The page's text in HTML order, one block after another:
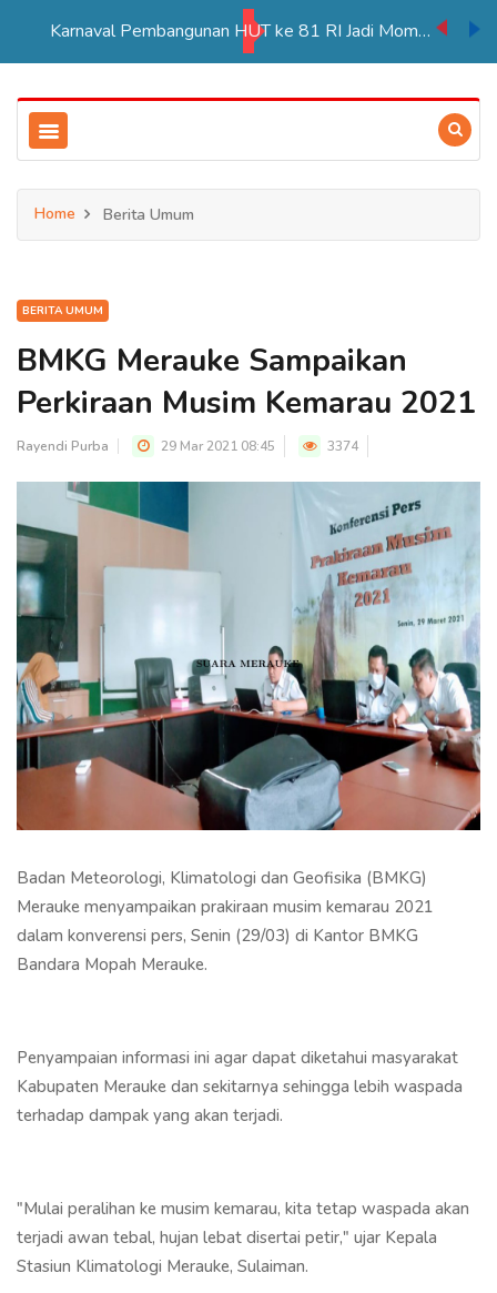
Karnaval Pembangunan HUT ke 81 RI Jadi Momentum Perkuat Persatuan di Merauke
Home Berita Umum
BERITA UMUM
BMKG Merauke Sampaikan
Perkiraan Musim Kemarau 2021
Rayendi Purba 29 Mar 2021 08:45 3374
Badan Meteorologi, Klimatologi dan Geofisika (BMKG)
Merauke menyampaikan prakiraan musim kemarau 2021
dalam konverensi pers, Senin (29/03) di Kantor BMKG
Bandara Mopah Merauke.
Penyampaian informasi ini agar dapat diketahui masyarakat
Kabupaten Merauke dan sekitarnya sehingga lebih waspada
terhadap dampak yang akan terjadi.
"Mulai peralihan ke musim kemarau, kita tetap waspada akan
terjadi awan tebal, hujan lebat disertai petir," ujar Kepala
Stasiun Klimatologi Merauke, Sulaiman.